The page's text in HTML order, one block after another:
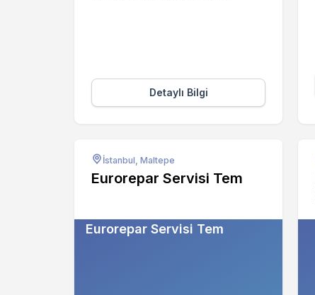
Detaylı Bilgi
İstanbul, Maltepe
Eurorepar Servisi Tem
Eurorepar Servisi Tem